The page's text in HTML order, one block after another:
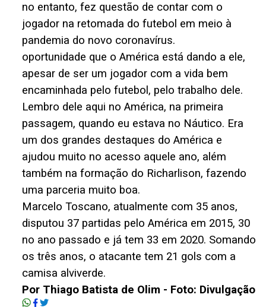
no entanto, fez questão de contar com o
jogador na retomada do futebol em meio à
pandemia do novo coronavírus.
oportunidade que o América está dando a ele,
apesar de ser um jogador com a vida bem
encaminhada pelo futebol, pelo trabalho dele.
Lembro dele aqui no América, na primeira
passagem, quando eu estava no Náutico. Era
um dos grandes destaques do América e
ajudou muito no acesso aquele ano, além
também na formação do Richarlison, fazendo
uma parceria muito boa.
Marcelo Toscano, atualmente com 35 anos,
disputou 37 partidas pelo América em 2015, 30
no ano passado e já tem 33 em 2020. Somando
os três anos, o atacante tem 21 gols com a
camisa alviverde.
Por Thiago Batista de Olim - Foto: Divulgação